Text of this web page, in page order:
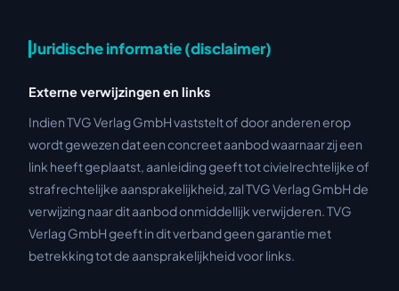
Juridische informatie (disclaimer)
Externe verwijzingen en links
Indien TVG Verlag GmbH vaststelt of door anderen erop
wordt gewezen dat een concreet aanbod waarnaar zij een
link heeft geplaatst, aanleiding geeft tot civielrechtelijke of
strafrechtelijke aansprakelijkheid, zal TVG Verlag GmbH de
verwijzing naar dit aanbod onmiddellijk verwijderen. TVG
Verlag GmbH geeft in dit verband geen garantie met
betrekking tot de aansprakelijkheid voor links.